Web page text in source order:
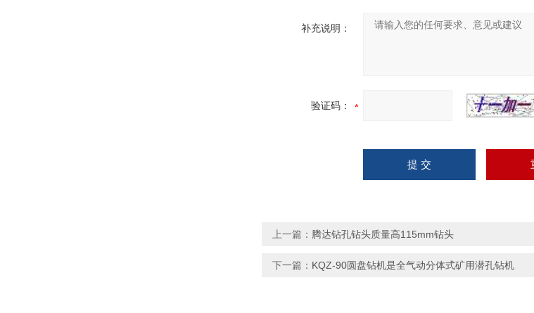
补充说明：
验证码：
上一篇： 腾达钻孔钻头质量高115mm钻头
下一篇： KQZ-90圆盘钻机是全气动分体式矿用潜孔钻机